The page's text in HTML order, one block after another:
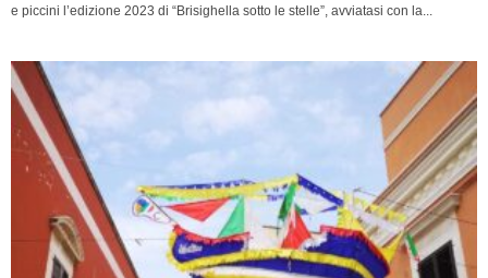
e piccini l’edizione 2023 di “Brisighella sotto le stelle”, avviatasi con la...